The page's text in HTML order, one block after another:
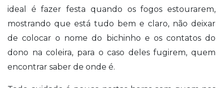
ideal é fazer festa quando os fogos estourarem,
mostrando que está tudo bem e claro, não deixar
de colocar o nome do bichinho e os contatos do
dono na coleira, para o caso deles fugirem, quem
encontrar saber de onde é.